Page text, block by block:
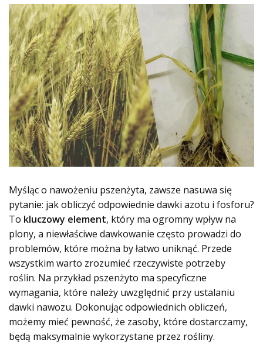
Myśląc o nawożeniu pszenżyta, zawsze nasuwa się
pytanie: jak obliczyć odpowiednie dawki azotu i fosforu?
To kluczowy element, który ma ogromny wpływ na
plony, a niewłaściwe dawkowanie często prowadzi do
problemów, które można by łatwo uniknąć. Przede
wszystkim warto zrozumieć rzeczywiste potrzeby
roślin. Na przykład pszenżyto ma specyficzne
wymagania, które należy uwzględnić przy ustalaniu
dawki nawozu. Dokonując odpowiednich obliczeń,
możemy mieć pewność, że zasoby, które dostarczamy,
będą maksymalnie wykorzystane przez rośliny.